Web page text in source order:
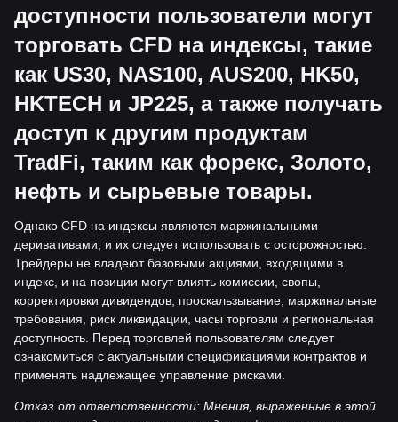
доступности пользователи могут
торговать CFD на индексы, такие
как US30, NAS100, AUS200, HK50,
HKTECH и JP225, а также получать
доступ к другим продуктам
TradFi, таким как форекс, Золото,
нефть и сырьевые товары.
Однако CFD на индексы являются маржинальными
деривативами, и их следует использовать с осторожностью.
Трейдеры не владеют базовыми акциями, входящими в
индекс, и на позиции могут влиять комиссии, свопы,
корректировки дивидендов, проскальзывание, маржинальные
требования, риск ликвидации, часы торговли и региональная
доступность. Перед торговлей пользователям следует
ознакомиться с актуальными спецификациями контрактов и
применять надлежащее управление рисками.
Отказ от ответственности: Мнения, выраженные в этой